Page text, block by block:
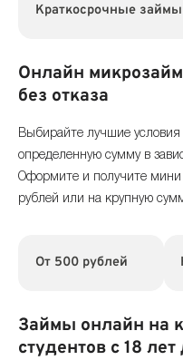
Краткосрочные займы
Онлайн
без отказа
Выбирайте лучшие
определенную сумму в
Оформите и получите мини
рублей или на крупную
От 500 рублей
Займы онлайн на
студентов с 18